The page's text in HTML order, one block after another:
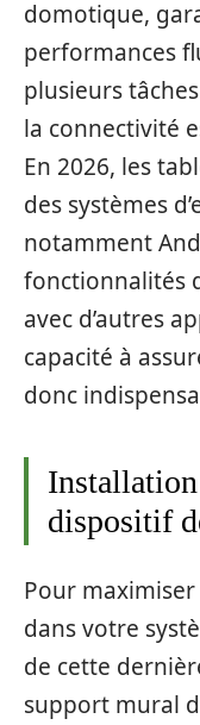
domotique,
performances
plusieurs
la connectivité
En 2026, les
des systèmes
notamment
fonctionnalités
avec d’autres
capacité à
donc
dispositif
Pour maximiser
dans votre
de cette
support mural